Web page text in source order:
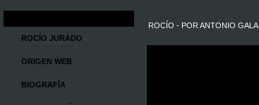
ROCÍO JURADO
ORIGEN WEB
BIOGRAFÍA
ROCÍO - POR ANTONIO GALA